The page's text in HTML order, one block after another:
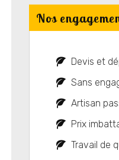
Nos
Devis et
Sans
Artisan
Prix
Travail de